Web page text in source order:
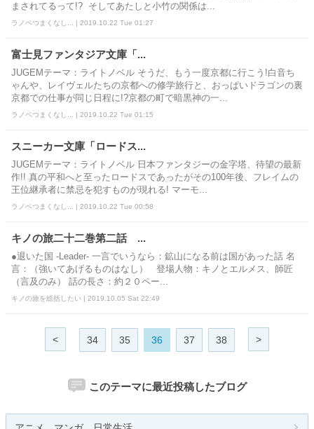
まされてるって!? そしてあたしと小竹の関係は...
ラノベつまくなし... | 2019.10.22 Tue 01:27
富士見ファンタジア文庫「...
JUGEMテーマ：ライトノベル そうだ、もう一度京都に行こう!白音ち
ゃんや、レイヴェルたちの京都への修学旅行と、おっぱいドラゴンの裏
京都での仕事が同じ日程に!?京都の町で暗黒神の一...
ラノベつまくなし... | 2019.10.22 Tue 01:15
スニーカー文庫「ロードス...
JUGEMテーマ：ライトノベル 日本ファンタジーの金字塔、待望の最新
作!! 真の平和へと至ったロードスであったがその100年後、フレイムの
王位継承者に禁忌を犯すものが現れる! マーモ...
ラノベつまくなし... | 2019.10.22 Tue 00:58
キノの旅二十二巻第二話 ...
●退いた国 -Leader- 一言でいうなら：鉱山になる前は国があった話 名
言：（強いてあげるものはなし） 登場人物：キノとエルメス、師匠
（言及のみ） 話の長さ：約２０ペー...
キノの旅を総括したい | 2019.10.05 Sat 22:49
< 34 35 36 37 38 >
このテーマに最近投稿したブログ